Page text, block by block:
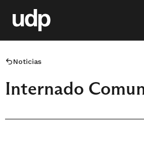
Noticias
Internado